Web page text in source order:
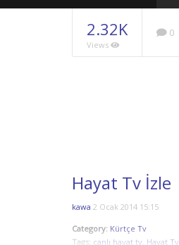
2.32K
Views
0
Hayat Tv İzle
kawa 2 Ocak 2014 15:15
Category: Kürtçe Tv
Tags: canlı hayat tv Hayat Tv